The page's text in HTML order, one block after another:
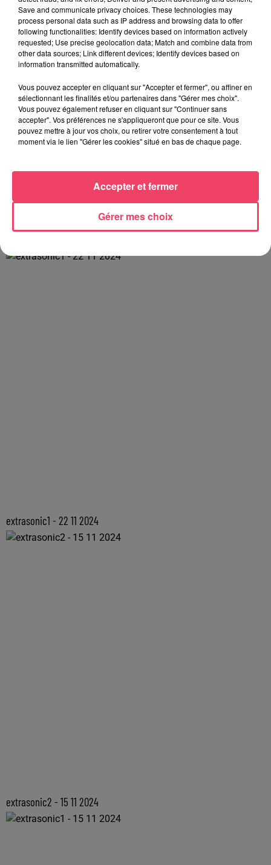
extrasonic1 - 22 11 2024
extrasonic2 - 15 11 2024
Save and communicate privacy choices. These technologies may
process personal data such as IP address and browsing data to offer
following functionalities: Identify devices based on information actively
requested; Use precise geolocation data; Match and combine data from
other data sources; Link different devices; Identify devices based on
information transmitted automatically.
Vous pouvez accepter en cliquant sur "Accepter et fermer", ou affiner en
sélectionnant les finalités et/ou partenaires dans "Gérer mes choix".
Vous pouvez également refuser en cliquant sur "Continuer sans
accepter". Vos préférences ne s'appliqueront que pour ce site. Vous
pouvez mettre à jour vos choix, ou retirer votre consentement à tout
moment via le lien "Gérer les cookies" situé en bas de chaque page.
Gérer mes choix
Accepter et fermer